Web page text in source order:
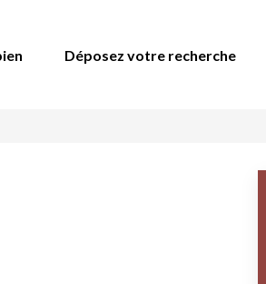
Déposez votre recherche